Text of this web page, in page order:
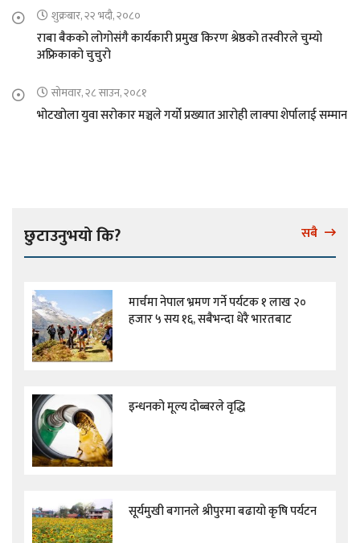
शुक्रबार, २२ भदौ, २०८०
राबा बैकको लोगोसंगै कार्यकारी प्रमुख किरण श्रेष्ठको तस्वीरले चुम्यो
अफ्रिकाको चुचुरो
सोमवार, २८ साउन, २०८१
भोटखोला युवा सरोकार मञ्चले गर्यो प्रख्यात आरोही लाक्पा शेर्पालाई सम्मान
छुटाउनुभयो कि? सबै
मार्चमा नेपाल भ्रमण गर्ने पर्यटक १ लाख २०
हजार ५ सय १६, सबैभन्दा धेरै भारतबाट
इन्धनको मूल्य दोब्बरले वृद्धि
सूर्यमुखी बगानले श्रीपुरमा बढायो कृषि पर्यटन